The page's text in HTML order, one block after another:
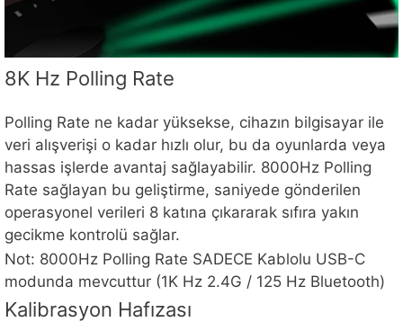
8K Hz Polling Rate
Polling Rate ne kadar yüksekse, cihazın bilgisayar ile
veri alışverişi o kadar hızlı olur, bu da oyunlarda veya
hassas işlerde avantaj sağlayabilir. 8000Hz Polling
Rate sağlayan bu geliştirme, saniyede gönderilen
operasyonel verileri 8 katına çıkararak sıfıra yakın
gecikme kontrolü sağlar.
Not: 8000Hz Polling Rate SADECE Kablolu USB-C
modunda mevcuttur (1K Hz 2.4G / 125 Hz Bluetooth)
Kalibrasyon Hafızası